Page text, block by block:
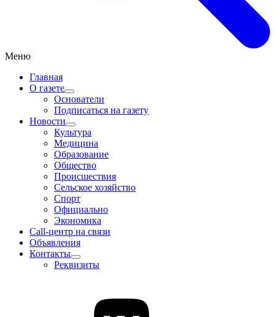
Меню
Главная
О газете
Основатели
Подписаться на газету
Новости
Культура
Медицина
Образование
Общество
Происшествия
Сельское хозяйство
Спорт
Официально
Экономика
Call-центр на связи
Объявления
Контакты
Реквизиты